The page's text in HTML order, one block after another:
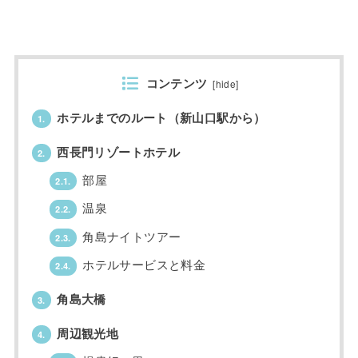
コンテンツ [hide]
1. ホテルまでのルート（新山口駅から）
2. 西長門リゾートホテル
2.1. 部屋
2.2. 温泉
2.3. 角島ナイトツアー
2.4. ホテルサービスと料金
3. 角島大橋
4. 周辺観光地